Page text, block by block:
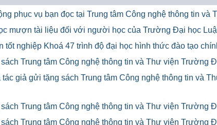
phục vụ bạn đọc tại Trung tâm Công nghệ thông tin và
mượn tài liệu đối với người học của Trường Đại học
tốt nghiệp Khoá 47 trình độ đại học hình thức đào tạo
Trung tâm Công nghệ thông tin và Thư viện Trường
giả gửi tặng sách Trung tâm Công nghệ thông tin và
Trung tâm Công nghệ thông tin và Thư viện Trường
Trung tâm Công nghệ thông tin và Thư viện Trường